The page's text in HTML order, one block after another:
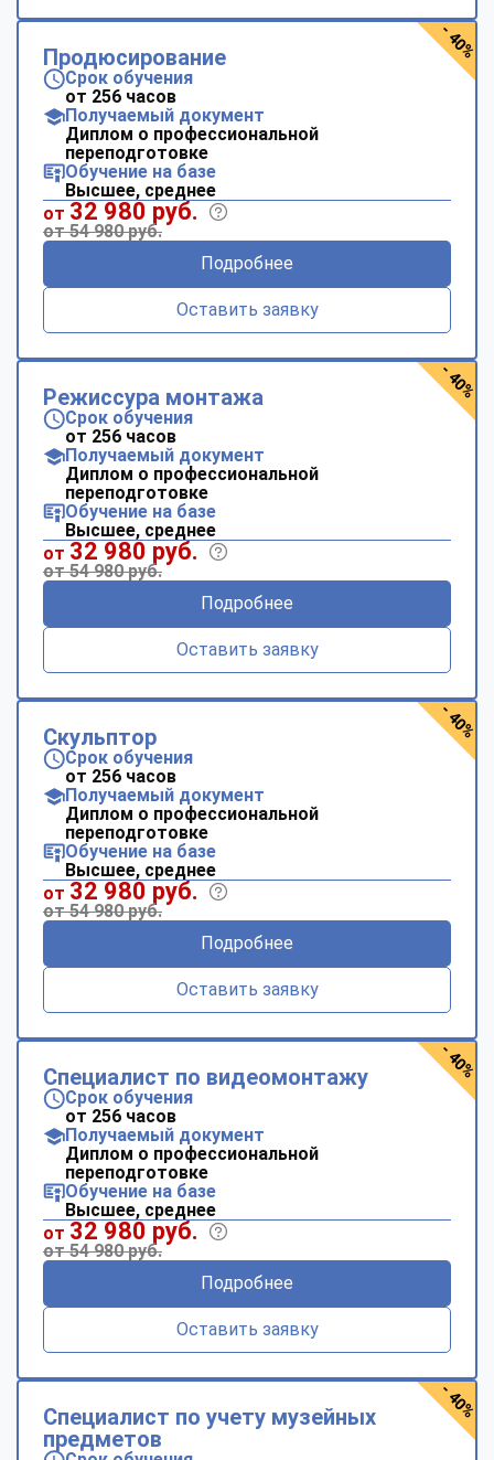
Продюсирование
Срок обучения
от 256 часов
Получаемый документ
Диплом о профессиональной
переподготовке
Обучение на базе
Высшее, среднее
от 32 980 руб.
от 54 980 руб.
Подробнее
Оставить заявку
- 40%
Режиссура монтажа
Срок обучения
от 256 часов
Получаемый документ
Диплом о профессиональной
переподготовке
Обучение на базе
Высшее, среднее
от 32 980 руб.
от 54 980 руб.
Подробнее
Оставить заявку
- 40%
Скульптор
Срок обучения
от 256 часов
Получаемый документ
Диплом о профессиональной
переподготовке
Обучение на базе
Высшее, среднее
от 32 980 руб.
от 54 980 руб.
Подробнее
Оставить заявку
- 40%
Специалист по видеомонтажу
Срок обучения
от 256 часов
Получаемый документ
Диплом о профессиональной
переподготовке
Обучение на базе
Высшее, среднее
от 32 980 руб.
от 54 980 руб.
Подробнее
Оставить заявку
- 40%
Специалист по учету музейных
предметов
- 40%